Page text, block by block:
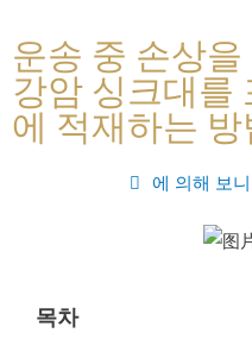
운송 중 손상
강암 싱크대를
에 적재하는 방
에 의해 보니
목차